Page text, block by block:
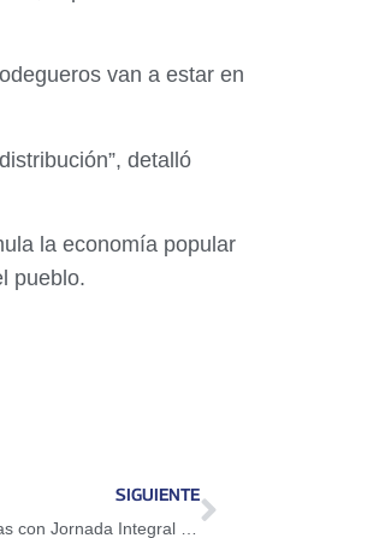
van a estar en
detalló
la economía popular
pueblo.
SIGUIENTE